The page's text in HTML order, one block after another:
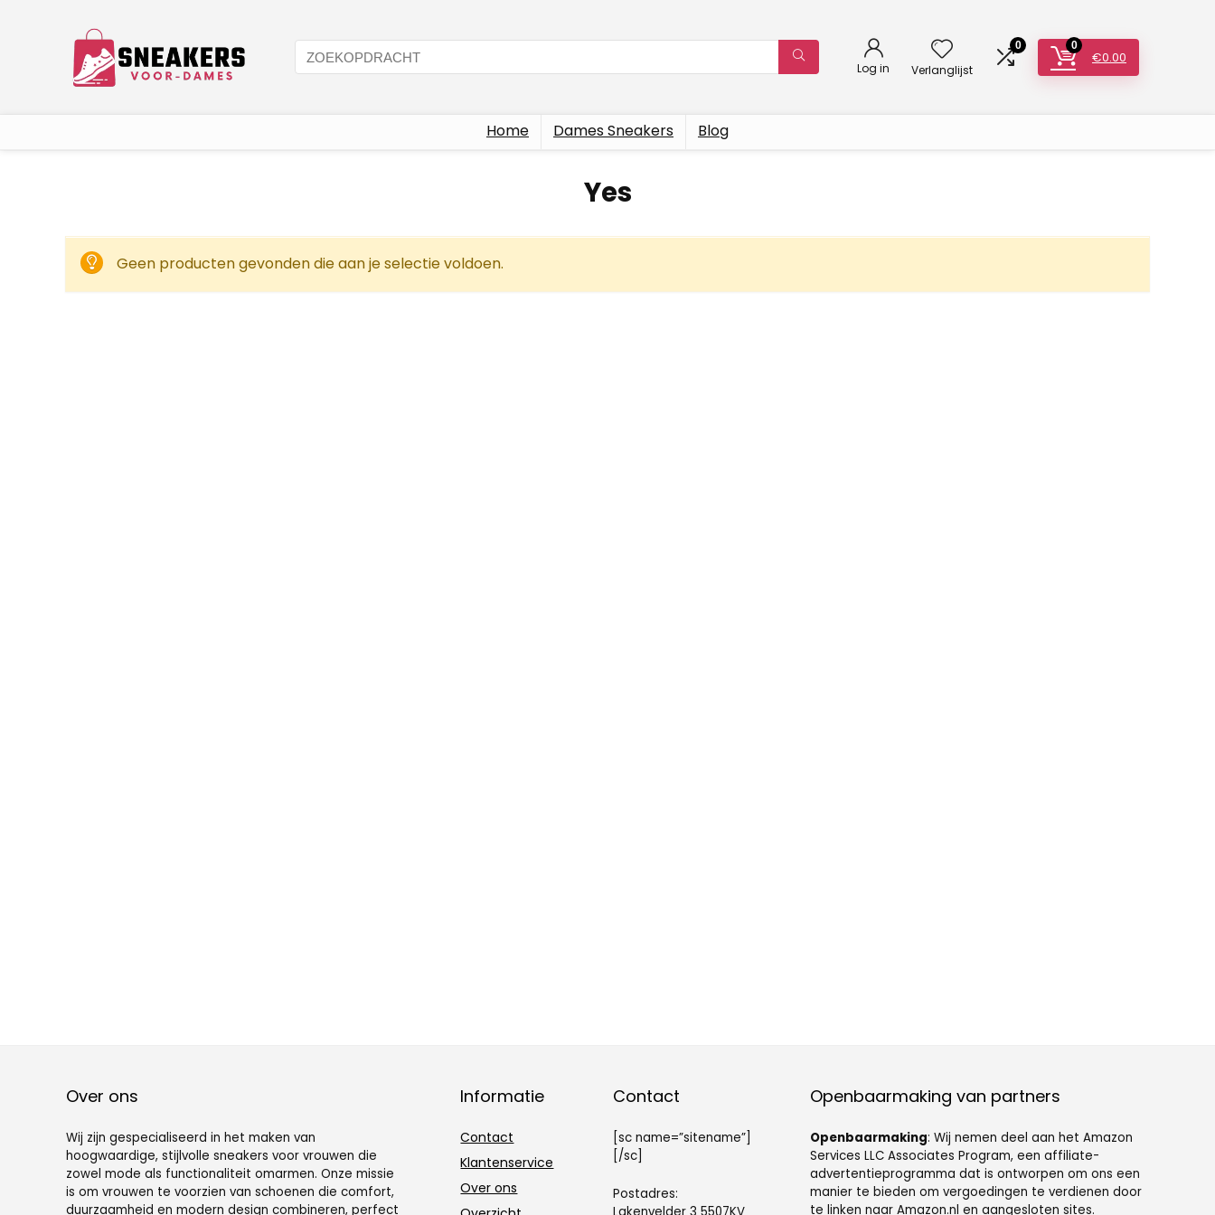
Log in Verlanglijst
0 0
€0.00
Home Dames Sneakers Blog
Yes
Geen producten gevonden die aan je selectie voldoen.
Over ons
Wij zijn gespecialiseerd in het maken van
hoogwaardige, stijlvolle sneakers voor vrouwen die
zowel mode als functionaliteit omarmen. Onze missie
is om vrouwen te voorzien van schoenen die comfort,
duurzaamheid en modern design combineren, perfect
Informatie
Contact
Klantenservice
Over ons
Contact
[sc name=”sitename”]
[/sc]
Postadres:
Openbaarmaking van partners
Openbaarmaking: Wij nemen deel aan het Amazon
Services LLC Associates Program, een affiliate-
advertentieprogramma dat is ontworpen om ons een
manier te bieden om vergoedingen te verdienen door
te linken naar Amazon.nl en aangesloten sites.